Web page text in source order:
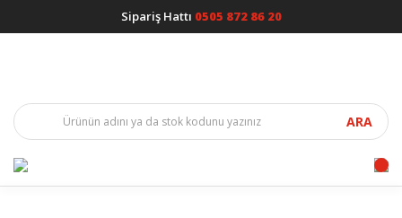
Sipariş Hattı 0505 872 86 20
ARA